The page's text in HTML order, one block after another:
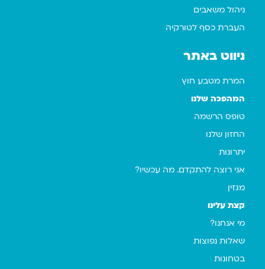
ניהול משאבים
העברת כסף לטורקיה
ניווט באתר
המרת מטבע חוץ
המהפכה שלנו
טופס הרשמה
החזון שלנו
יתרונות
אני רוצה להתקדם. מה עכשיו?
מגזין
קצת עלינו
מי אנחנו?
שאלות נפוצות
בטחונות